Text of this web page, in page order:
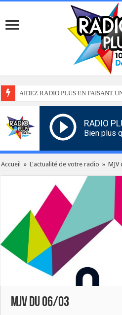
AIDEZ RADIO PLUS EN FAISANT
RADIO
Bien plus
Accueil » L'actualité de votre radio » MJV
MJV du 06/03